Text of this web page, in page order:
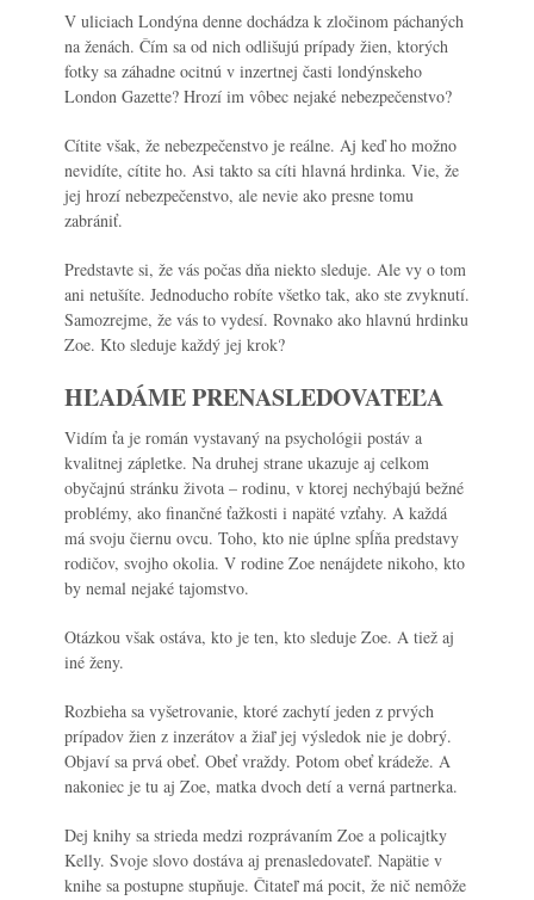
V uliciach Londýna denne dochádza k zločinom páchaných
na ženách. Čím sa od nich odlišujú prípady žien, ktorých
fotky sa záhadne ocitnú v inzertnej časti londýnskeho
London Gazette? Hrozí im vôbec nejaké nebezpečenstvo?
Cítite však, že nebezpečenstvo je reálne. Aj keď ho možno
nevidíte, cítite ho. Asi takto sa cíti hlavná hrdinka. Vie, že
jej hrozí nebezpečenstvo, ale nevie ako presne tomu
zabrániť.
Predstavte si, že vás počas dňa niekto sleduje. Ale vy o tom
ani netušíte. Jednoducho robíte všetko tak, ako ste zvyknutí.
Samozrejme, že vás to vydesí. Rovnako ako hlavnú hrdinku
Zoe. Kto sleduje každý jej krok?
HĽADÁME PRENASLEDOVATEĽA
Vidím ťaje román vystavaný na psychológii postáv a
kvalitnej zápletke. Na druhej strane ukazuje aj celkom
obyčajnú stránku života – rodinu, v ktorej nechýbajú bežné
problémy, ako finančné ťažkosti i napäté vzťahy. A každá
má svoju čiernu ovcu. Toho, kto nie úplne spĺňa predstavy
rodičov, svojho okolia. V rodine Zoe nenájdete nikoho, kto
by nemal nejaké tajomstvo.
Otázkou však ostáva, kto je ten, kto sleduje Zoe. A tiež aj
iné ženy.
Rozbieha sa vyšetrovanie, ktoré zachytí jeden z prvých
prípadov žien z inzerátov a žiaľ jej výsledok nie je dobrý.
Objaví sa prvá obeť. Obeť vraždy. Potom obeť krádeže. A
nakoniec je tu aj Zoe, matka dvoch detí a verná partnerka.
Dej knihy sa strieda medzi rozprávaním Zoe a policajtky
Kelly. Svoje slovo dostáva aj prenasledovateľ. Napätie v
knihe sa postupne stupňuje. Čitateľ má pocit, že nič nemôže